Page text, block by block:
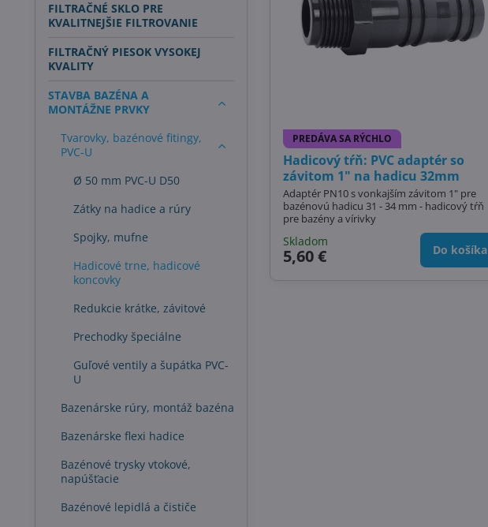
PREDÁVA SA RÝCHLO
Hadicový tŕň: PVC adaptér so
závitom 1" na hadicu 32mm
Adaptér PN10 s vonkajším závitom 1" pre
bazénovú hadicu 31 - 34 mm - hadicový tŕň
pre bazény a vírivky
Skladom
5,60 € Do košíka
FILTRAČNÉ SKLO PRE
KVALITNEJŠIE FILTROVANIE
FILTRAČNÝ PIESOK VYSOKEJ
KVALITY
STAVBA BAZÉNA A
MONTÁŽNE PRVKY
Tvarovky, bazénové fitingy,
PVC-U
Ø 50 mm PVC-U D50
Zátky na hadice a rúry
Spojky, mufne
Hadicové trne, hadicové
koncovky
Redukcie krátke, závitové
Prechodky špeciálne
Guľové ventily a šupátka PVC-
U
Bazenárske rúry, montáž bazéna
Bazenárske flexi hadice
Bazénové trysky vtokové,
napúšťacie
Bazénové lepidlá a čističe